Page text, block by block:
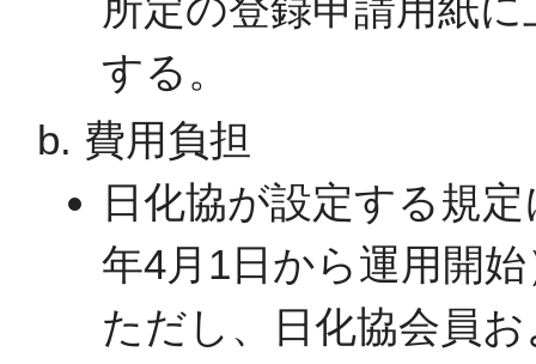
する。
費用負担
日化協が設定する規
年4月1日から運用開
ただし、日化協会員